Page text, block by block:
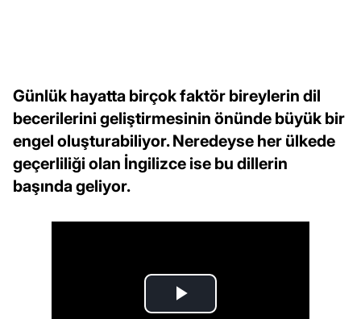
Günlük hayatta birçok faktör bireylerin dil
becerilerini geliştirmesinin önünde büyük bir
engel oluşturabiliyor. Neredeyse her ülkede
geçerliliği olan İngilizce ise bu dillerin
başında geliyor.